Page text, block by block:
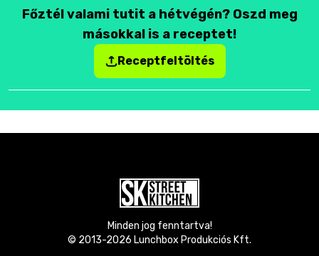
Főztél valami tutit a hétvégén? Oszd meg
másokkal is a receptet!
Receptfeltöltés
Minden jog fenntartva!
© 2013-2026 Lunchbox Produkciós Kft.